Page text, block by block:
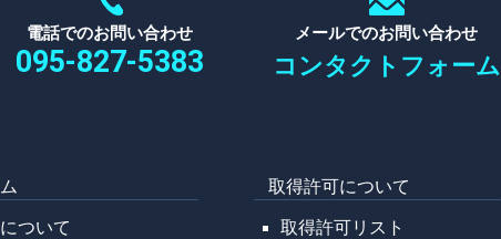
電話でのお問い合わせ
095-827-5383
メールでのお問い合わせ
コンタクトフォーム
ついて
取得許可について
取得許可リスト